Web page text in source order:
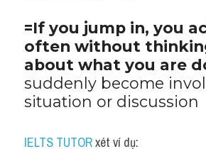
=If you jump in, you
often without
about what you are
suddenly become
situation or discussion
IELTS TUTOR xét ví dụ: